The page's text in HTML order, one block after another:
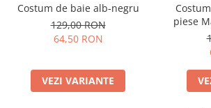
Costum de baie alb-negru
129,00 RON
64,50 RON
VEZI VARIANTE
piese